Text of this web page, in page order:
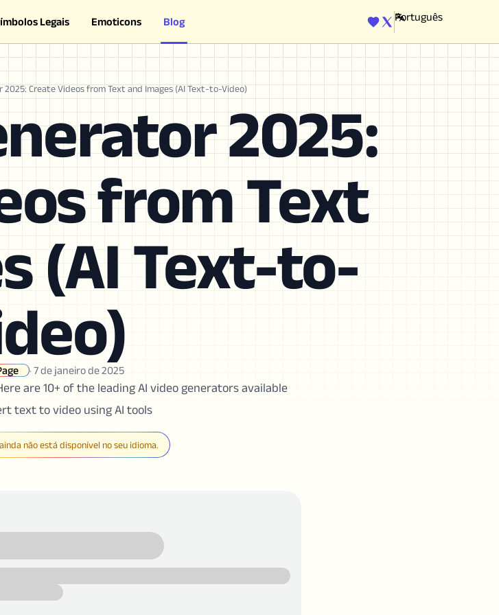
Legais Emoticons Blog ENGINE
2025: Create Videos from Text and Images (AI Text-to-Video)
2025:
from Text
(AI Text-to-
· 7 de janeiro de 2025
are 10+ of the leading AI video generators available
text to video using AI tools
não está disponível no seu idioma.